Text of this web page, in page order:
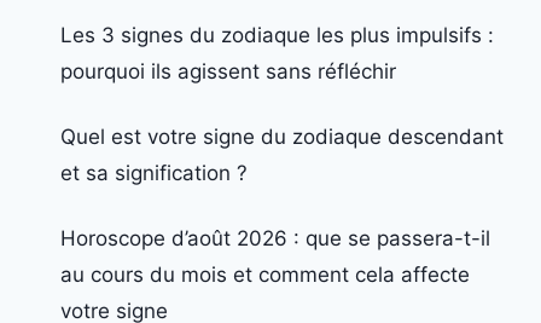
Les 3 signes du zodiaque les plus impulsifs :
pourquoi ils agissent sans réfléchir
Quel est votre signe du zodiaque descendant
et sa signification ?
Horoscope d’août 2026 : que se passera-t-il
au cours du mois et comment cela affecte
votre signe